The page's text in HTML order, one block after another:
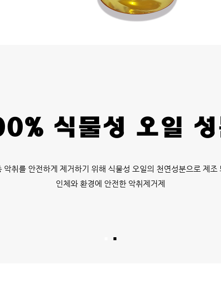
식물성 오일 성
악취를 안전하게 제거하기 위해 식물성 오일의 천연성분으로 제조
인체와 환경에 안전한 악취제거제